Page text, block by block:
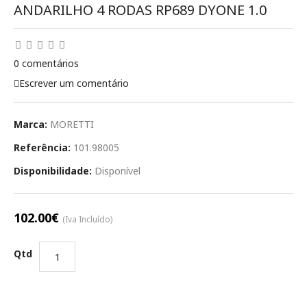
ANDARILHO 4 RODAS RP689 DYONE 1.0
0 comentários
Escrever um comentário
Marca: MORETTI
Referência: 101.98005
Disponibilidade: Disponível
102.00€ (Iva Incluído)
Qtd